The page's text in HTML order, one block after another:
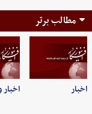
مطالب برتر
اخبار